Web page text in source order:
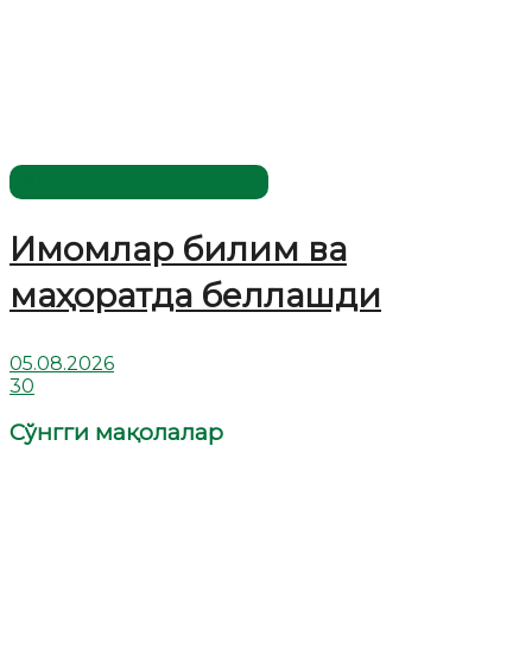
Имомлар билим ва
маҳоратда беллашди
05.08.2026
30
Сўнгги мақолалар